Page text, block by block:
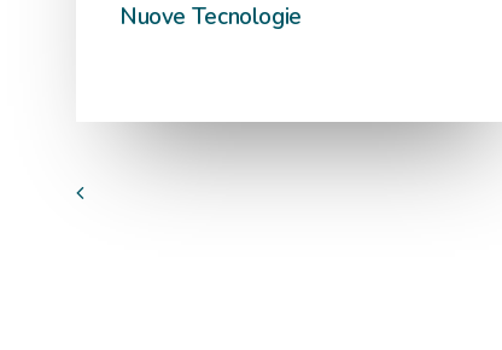
Nuove Tecnologie